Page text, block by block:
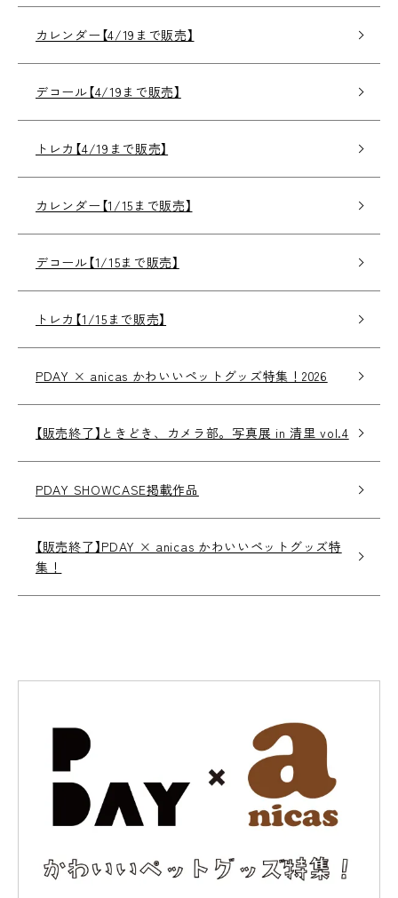
カレンダー【4/19まで販売】
デコール【4/19まで販売】
トレカ【4/19まで販売】
カレンダー【1/15まで販売】
デコール【1/15まで販売】
トレカ【1/15まで販売】
PDAY × anicas かわいいペットグッズ特集！2026
【販売終了】ときどき、カメラ部。写真展 in 清里 vol.4
PDAY SHOWCASE掲載作品
【販売終了】PDAY × anicas かわいいペットグッズ特
集！